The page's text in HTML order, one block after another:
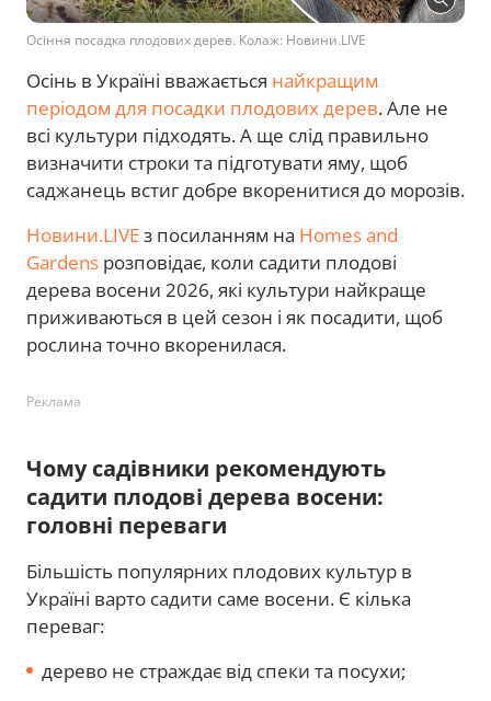
Осіння посадка плодових дерев. Колаж: Новини.LIVE
Осінь в Україні вважається найкращим
періодом для посадки плодових дерев. Але не
всі культури підходять. А ще слід правильно
визначити строки та підготувати яму, щоб
саджанець встиг добре вкоренитися до морозів.
Новини.LIVEз посиланням на Homes and
Gardens розповідає, коли садити плодові
дерева восени 2026, які культури найкраще
приживаються в цей сезон і як посадити, щоб
рослина точно вкоренилася.
Реклама
Чому садівники рекомендують
садити плодові дерева восени:
головні переваги
Більшість популярних плодових культур в
Україні варто садити саме восени. Є кілька
переваг:
дерево не страждає від спеки та посухи;